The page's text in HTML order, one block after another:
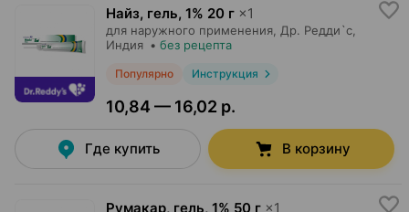
Найз, гель, 1% 20 г ×1
для наружного применения, Др. Редди`с
Индия • без рецепта
Популярно Инструкция
10,84 — 16,02 р.
Где купить В корзину
Румакар, гель, 1% 50 г ×1